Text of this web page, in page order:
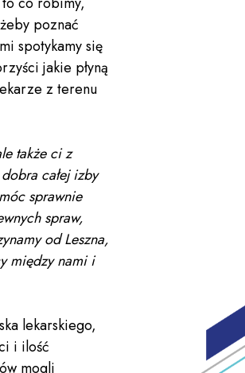
poznać
spotykamy się
jakie płyną
z terenu
także ci z
całej izby
sprawnie
spraw,
od Leszna,
między nami i
lekarskiego,
i ilość
mogli